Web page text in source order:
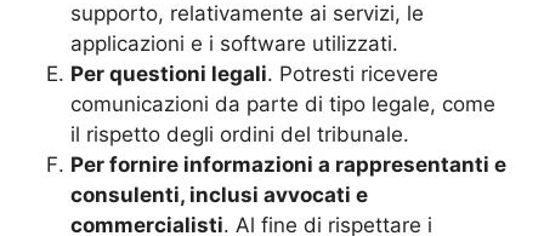
supporto, relativamente ai servizi, le
applicazioni e i software utilizzati.
Per questioni legali. Potresti ricevere
comunicazioni da parte di tipo legale, come
il rispetto degli ordini del tribunale.
Per fornire informazioni a rappresentanti e
consulenti, inclusi avvocati e
commercialisti. Al fine di rispettare i